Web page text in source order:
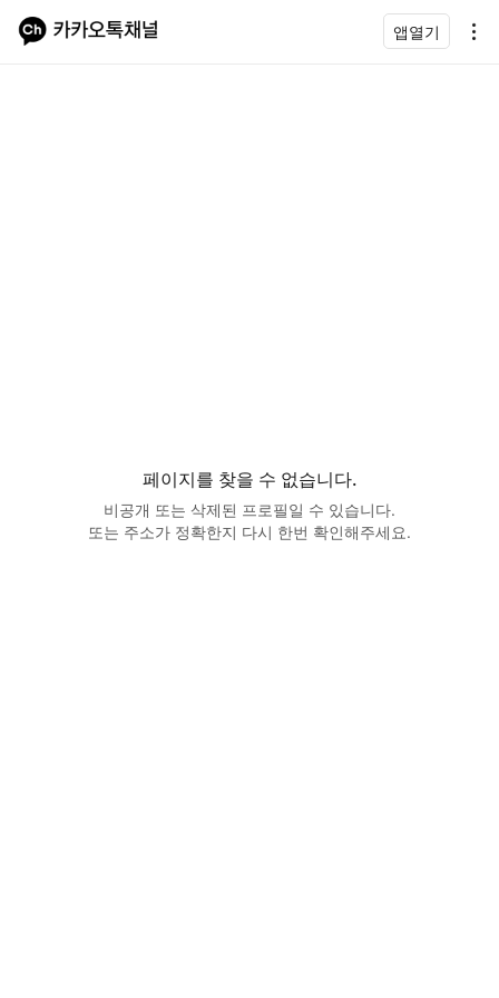
앱열기
페이지를 찾을 수 없습니다.
비공개 또는 삭제된 프로필일 수 있습니다.
또는 주소가 정확한지 다시 한번 확인해주세요.